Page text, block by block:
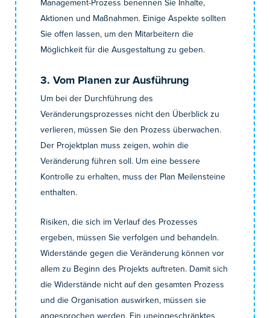
Aktionen und Maßnahmen. Einige Aspekte sollten
Sie offen lassen, um den Mitarbeitern die
Möglichkeit für die Ausgestaltung zu geben.
3. Vom Planen zur Ausführung
Um bei der Durchführung des
Veränderungsprozesses nicht den Überblick zu
verlieren, müssen Sie den Prozess überwachen.
Der Projektplan muss zeigen, wohin die
Veränderung führen soll. Um eine bessere
Kontrolle zu erhalten, muss der Plan Meilensteine
enthalten.
Risiken, die sich im Verlauf des Prozesses
ergeben, müssen Sie verfolgen und behandeln.
Widerstände gegen die Veränderung können vor
allem zu Beginn des Projekts auftreten. Damit sich
die Widerstände nicht auf den gesamten Prozess
und die Organisation auswirken, müssen sie
angesprochen werden. Ein uneingeschränktes